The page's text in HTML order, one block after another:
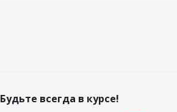
Будьте всегда в курсе!